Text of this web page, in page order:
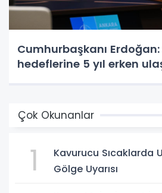
Cumhurbaşkanı
hedeflerine 5 yıl erken
Çok Okunanlar
1
Kavurucu Sıcaklarda
Gölge Uyarısı